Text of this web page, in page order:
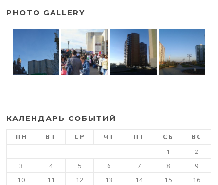
PHOTO GALLERY
КАЛЕНДАРЬ СОБЫТИЙ
ПН ВТ СР ЧТ ПТ СБ ВС
1
2
3
4 5 6 7 8
9
10
11 12 13 14 15
16